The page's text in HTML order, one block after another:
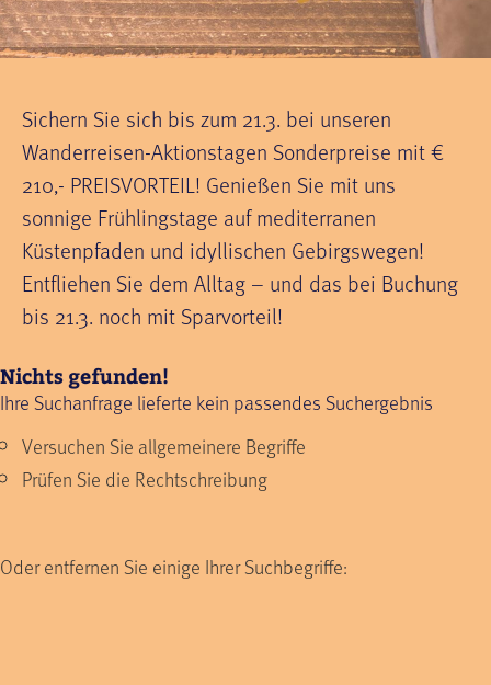
Sichern Sie sich bis zum 21.3. bei unseren
Wanderreisen-Aktionstagen Sonderpreise mit €
210,- PREISVORTEIL! Genießen Sie mit uns
sonnige Frühlingstage auf mediterranen
Küstenpfaden und idyllischen Gebirgswegen!
Entfliehen Sie dem Alltag – und das bei Buchung
bis 21.3. noch mit Sparvorteil!
Nichts gefunden!
Ihre Suchanfrage lieferte kein passendes Suchergebnis
Versuchen Sie allgemeinere Begriffe
Prüfen Sie die Rechtschreibung
Oder entfernen Sie einige Ihrer Suchbegriffe: